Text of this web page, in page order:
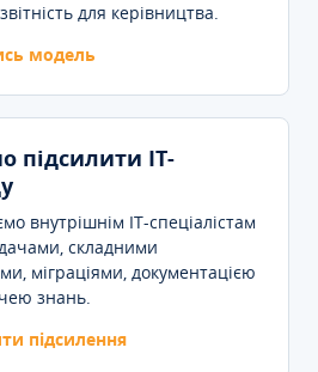
для керівництва.
модель
підсилити IT-
внутрішнім IT-спеціалістам
складними
міграціями, документацією
знань.
підсилення